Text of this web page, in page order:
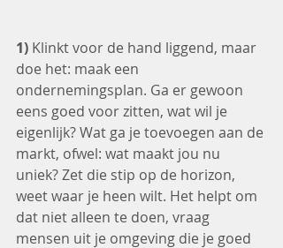
1) Klinkt voor de hand liggend, maar
doe het: maak een
ondernemingsplan. Ga er gewoon
eens goed voor zitten, wat wil je
eigenlijk? Wat ga je toevoegen aan de
markt, ofwel: wat maakt jou nu
uniek? Zet die stip op de horizon,
weet waar je heen wilt. Het helpt om
dat niet alleen te doen, vraag
mensen uit je omgeving die je goed